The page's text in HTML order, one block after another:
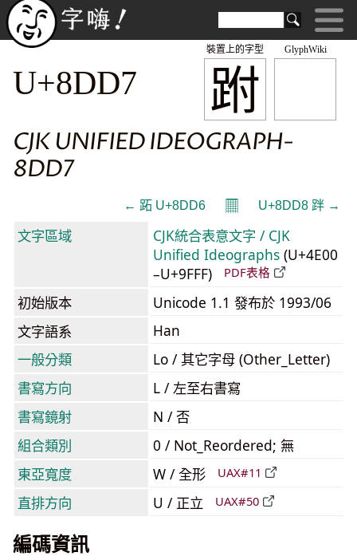
GlyphWiki
跗
裝置上的字型
U+8DD7
CJK UNIFIED IDEOGRAPH-
8DD7
← 跖 U+8DD6 𝄜 U+8DD8 跘 →
文字區域
CJK統合表意文字 / CJK
Unified Ideographs (U+4E00
–U+9FFF)
PDF表格
初始版本
Unicode 1.1 發布於 1993/06
文字語系
Han
一般分類
Lo / 其它字母 (Other_Letter)
書寫方向
L / 左至右書寫
書寫鏡射
N / 否
組合類別
0 / Not_Reordered; 無
東亞寬度
W / 全形 UAX#11
直排方向 U / 正立 UAX#50
編碼資訊